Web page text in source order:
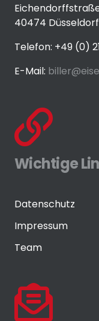
40474 Düsseldorf
Telefon: +49 (0)
E-Mail:
Wichtige
Datenschutz
Impressum
Team